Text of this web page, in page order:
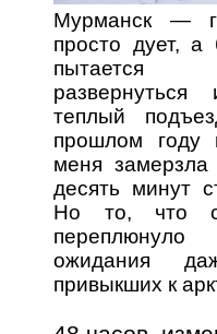
Мурманск —
просто дует, а
пытается
теплый
прошлом году
меня
десять минут
Но то, что
ожидания
привыкших к